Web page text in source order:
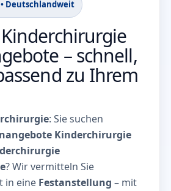
Deutschlandweit
– schnell,
zu Ihrem
: Sie suchen
Kinderchirurgie
? Wir vermitteln Sie
in eine Festanstellung – mit